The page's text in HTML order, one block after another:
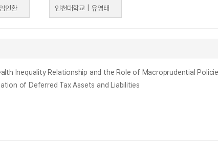
인환
인천대학교 | 유영태
Inequality Relationship and the Role of Macroprudential
of Deferred Tax Assets and Liabilities